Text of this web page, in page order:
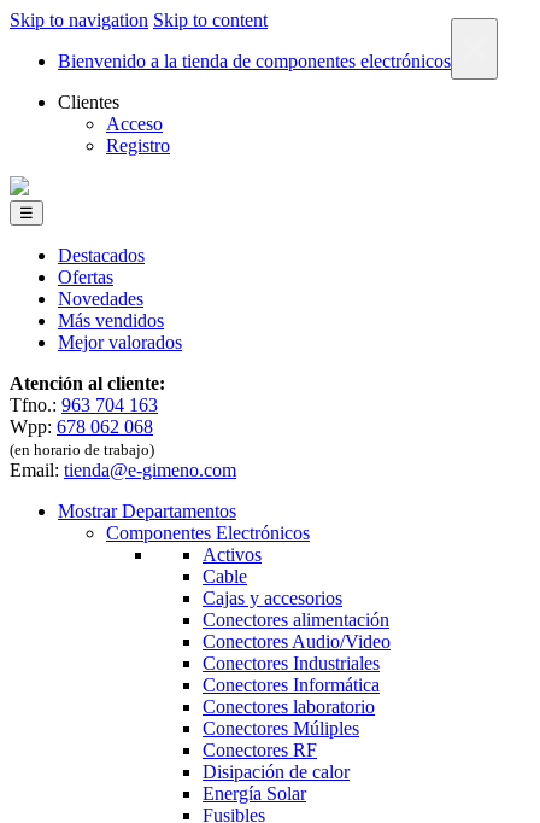
Skip to navigation Skip to content
Bienvenido a la tienda de componentes electrónicos
Clientes
Acceso
Registro
☰
Destacados
Ofertas
Novedades
Más vendidos
Mejor valorados
Atención al cliente:
Tfno.: 963 704 163
Wpp: 678 062 068
(en horario de trabajo)
Email: tienda@e-gimeno.com
Mostrar Departamentos
Componentes Electrónicos
Activos
Cable
Cajas y accesorios
Conectores alimentación
Conectores Audio/Video
Conectores Industriales
Conectores Informática
Conectores laboratorio
Conectores Múliples
Conectores RF
Disipación de calor
Energía Solar
Fusibles